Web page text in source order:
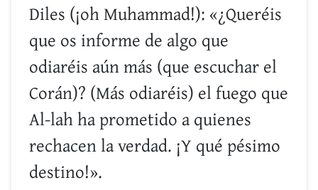
Diles (¡oh Muhammad!): «¿Queréis
que os informe de algo que
odiaréis aún más (que escuchar el
Corán)? (Más odiaréis) el fuego que
Al-lah ha prometido a quienes
rechacen la verdad. ¡Y qué pésimo
destino!».